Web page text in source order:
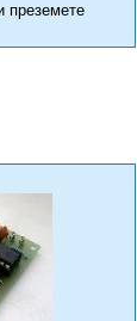
преземете